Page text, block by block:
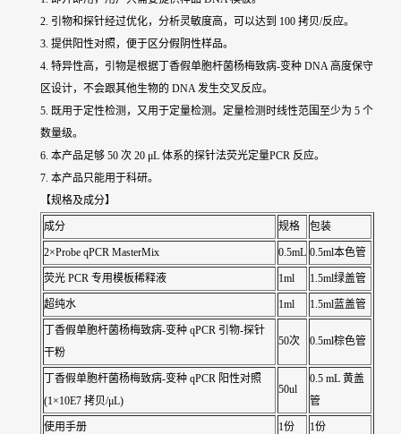
2. 引物和探针经过优化，分析灵敏度高，可以达到 100 拷贝/反应。
3. 提供阳性对照，便于区分假阴性样品。
4. 特异性高，引物是根据丁香假单胞杆菌杨梅致病-变种 DNA 高度保守
区设计，不会跟其他生物的 DNA 发生交叉反应。
5. 既用于定性检测，又用于定量检测。定量检测时线性范围至少为 5 个
数量级。
6. 本产品足够 50 次 20 μL 体系的探针法荧光定量PCR 反应。
7. 本产品只能用于科研。
【规格及成分】
成分 规格 包装
2×Probe qPCR MasterMix 0.5mL 0.5ml本色管
荧光 PCR 专用模板稀释液 1ml 1.5ml绿盖管
超纯水 1ml 1.5ml蓝盖管
丁香假单胞杆菌杨梅致病-变种 qPCR 引物-探针
干粉
50次 0.5ml棕色管
丁香假单胞杆菌杨梅致病-变种 qPCR 阳性对照
(1×10E7 拷贝/μL)
50ul
0.5 mL 黄盖
管
使用手册 1份 1份